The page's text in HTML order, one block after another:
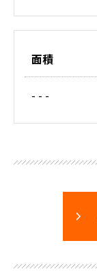
面積
- - -